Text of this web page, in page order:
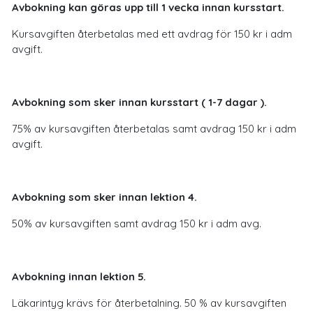
Avbokning kan göras upp till 1 vecka innan kursstart.
Kursavgiften återbetalas med ett avdrag för 150 kr i adm
avgift.
Avbokning som sker innan kursstart ( 1-7 dagar ).
75% av kursavgiften återbetalas samt avdrag 150 kr i adm
avgift.
Avbokning som sker innan lektion 4.
50% av kursavgiften samt avdrag 150 kr i adm avg.
Avbokning innan lektion 5.
Läkarintyg krävs för återbetalning. 50 % av kursavgiften